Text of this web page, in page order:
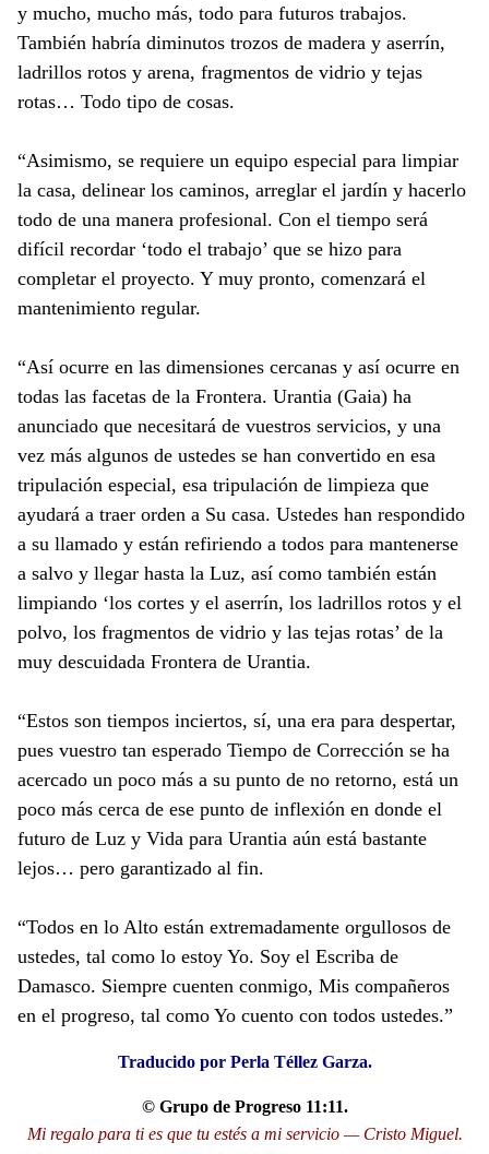
y mucho, mucho más, todo para futuros trabajos.
También habría diminutos trozos de madera y aserrín,
ladrillos rotos y arena, fragmentos de vidrio y tejas
rotas… Todo tipo de cosas.
“Asimismo, se requiere un equipo especial para limpiar
la casa, delinear los caminos, arreglar el jardín y hacerlo
todo de una manera profesional. Con el tiempo será
difícil recordar ‘todo el trabajo’ que se hizo para
completar el proyecto. Y muy pronto, comenzará el
mantenimiento regular.
“Así ocurre en las dimensiones cercanas y así ocurre en
todas las facetas de la Frontera. Urantia (Gaia) ha
anunciado que necesitará de vuestros servicios, y una
vez más algunos de ustedes se han convertido en esa
tripulación especial, esa tripulación de limpieza que
ayudará a traer orden a Su casa. Ustedes han respondido
a su llamado y están refiriendo a todos para mantenerse
a salvo y llegar hasta la Luz, así como también están
limpiando ‘los cortes y el aserrín, los ladrillos rotos y el
polvo, los fragmentos de vidrio y las tejas rotas’ de la
muy descuidada Frontera de Urantia.
“Estos son tiempos inciertos, sí, una era para despertar,
pues vuestro tan esperado Tiempo de Corrección se ha
acercado un poco más a su punto de no retorno, está un
poco más cerca de ese punto de inflexión en donde el
futuro de Luz y Vida para Urantia aún está bastante
lejos… pero garantizado al fin.
“Todos en lo Alto están extremadamente orgullosos de
ustedes, tal como lo estoy Yo. Soy el Escriba de
Damasco. Siempre cuenten conmigo, Mis compañeros
en el progreso, tal como Yo cuento con todos ustedes.”
Traducido por Perla Téllez Garza.
© Grupo de Progreso 11:11.
Mi regalo para ti es que tu estés a mi servicio — Cristo Miguel.